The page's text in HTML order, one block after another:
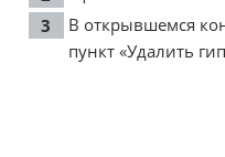
В открывшемся
пункт «Удалить